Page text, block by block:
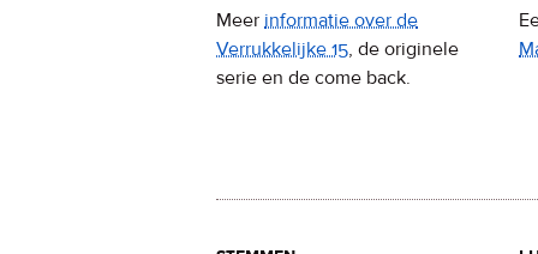
Meer informatie over de
Verrukkelijke 15, de originele
serie en de come back.